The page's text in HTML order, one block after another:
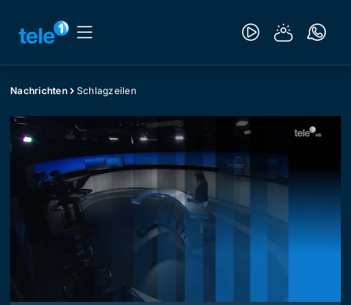
Nachrichten Schlagzeilen